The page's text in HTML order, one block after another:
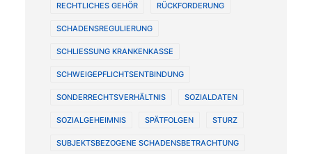
RECHTLICHES GEHÖR RÜCKFORDERUNG
SCHADENSREGULIERUNG
SCHLIESSUNG KRANKENKASSE
SCHWEIGEPFLICHTSENTBINDUNG
SONDERRECHTSVERHÄLTNIS SOZIALDATEN
SOZIALGEHEIMNIS SPÄTFOLGEN STURZ
SUBJEKTSBEZOGENE SCHADENSBETRACHTUNG